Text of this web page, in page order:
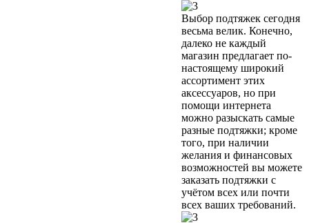
Выбор подтяжек сегодня
весьма велик. Конечно,
далеко не каждый
магазин предлагает по-
настоящему широкий
ассортимент этих
аксессуаров, но при
помощи интернета
можно разыскать самые
разные подтяжки; кроме
того, при наличии
желания и финансовых
возможностей вы можете
заказать подтяжки с
учётом всех или почти
всех ваших требований.